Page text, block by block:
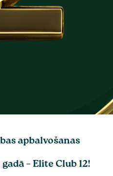
apbalvošanas
– Elite Club 12!